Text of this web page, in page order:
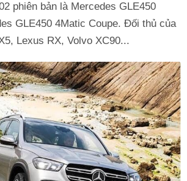
phiên bản là Mercedes GLE450
GLE450 4Matic Coupe. Đối thủ của
Lexus RX, Volvo XC90...